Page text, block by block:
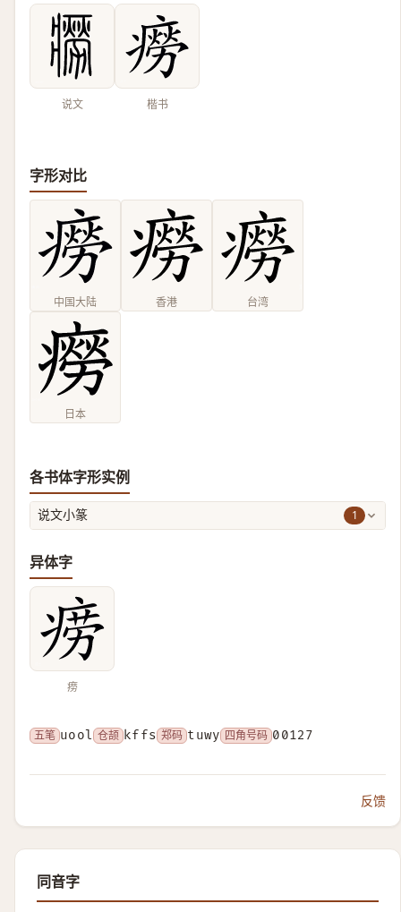
说文 楷书
字形对比
中国大陆 香港 台湾
日本
各书体字形实例
说文小篆 1
异体字
痨
五笔 uool 仓颉 kffs 郑码 tuwy 四角号码 00127
反馈
同音字